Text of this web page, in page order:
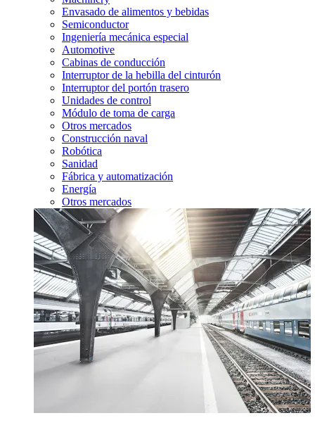
Envasado de alimentos y bebidas
Semiconductor
Ingeniería mecánica especial
Automotive
Cabinas de conducción
Interruptor de la hebilla del cinturón
Interruptor del portón trasero
Unidades de control
Módulo de toma de carga
Otros mercados
Construcción naval
Robótica
Sanidad
Fábrica y automatización
Energía
Otros mercados